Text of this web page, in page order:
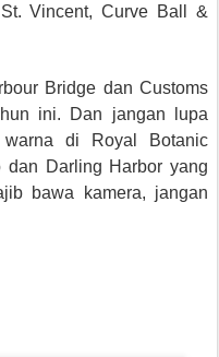
Vincent, Curve Ball &
Bridge dan Customs
ini. Dan jangan lupa
di Royal Botanic
dan Darling Harbor yang
bawa kamera, jangan